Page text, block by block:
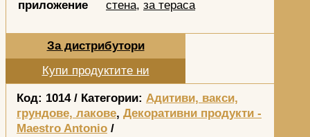
приложение
стена, за тераса
За дистрибутори
Купи продуктите ни
Код: 1014 Категории: Адитиви, вакси,
грундове, лакове, Декоративни продукти -
Maestro Antonio